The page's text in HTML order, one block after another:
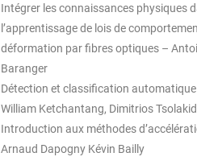
Intégrer les connaissances physiques
l’apprentissage de lois de
déformation par fibres optiques –
Baranger
Détection et classification
William Ketchantang, Dimitrios
Introduction aux méthodes
Arnaud Dapogny Kévin Bailly